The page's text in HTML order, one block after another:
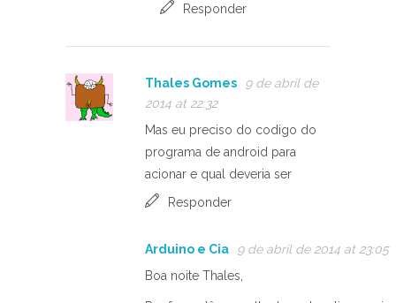
Responder
Thales Gomes
9 de abril de
2014 at 22:32
Mas eu preciso do codigo do
programa de android para
acionar e qual deveria ser
Responder
Arduino e Cia
9 de abril de 2014 at 23:05
Boa noite Thales,